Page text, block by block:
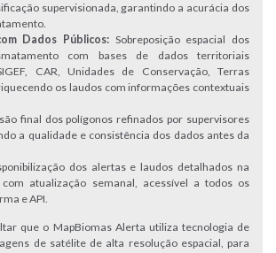
supervisionada, garantindo a acurácia dos
Dados Públicos:Sobreposição espacial dos
com bases de dados territoriais
CAR, Unidades de Conservação, Terras
os laudos com informações contextuais
final dos polígonos refinados por supervisores
a qualidade e consistência dos dados antes da
dos alertas e laudos detalhados na
atualização semanal, acessível a todos os
e API.
que o MapBiomas Alerta utiliza tecnologia de
de satélite de alta resolução espacial, para